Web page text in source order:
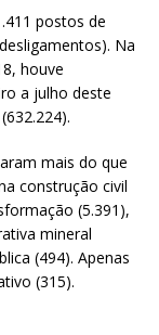
postos de
Na
houve
a julho deste
mais do que
construção civil
(5.391),
mineral
(494). Apenas
(315).